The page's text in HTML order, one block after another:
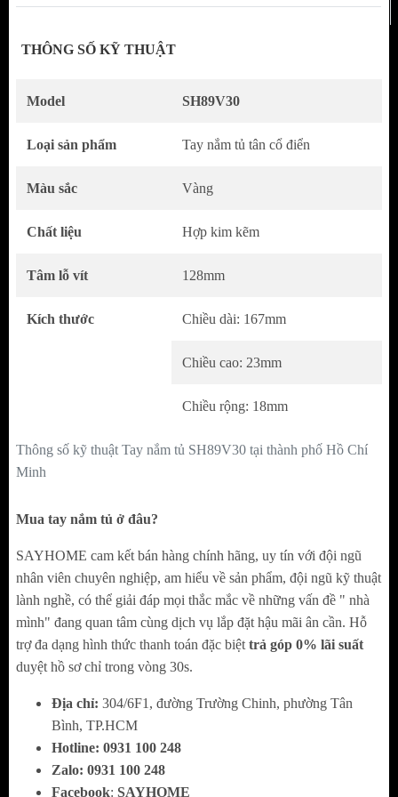
Tay Nắm Tủ Cổ Điển Phong Cách Mỹ
Bóng & Bạc Xước
Tay nắm SH89V30 mang đến diện mạo sang
trọng và thời thượng cho không gian nội thất
rực rỡ và bạc xước hiện đại, tạo nên điểm
Thiết kế tinh tế – Hài hòa giữa hai sắc thái kim
loại
THÔNG SỐ KỸ THUẬT
Thông số kỹ thuật Tay nắm tủ SH89V30 tại thành phố Hồ Chí
Minh
Model SH89V30
Loại sản phẩm Tay nắm tủ tân cổ điển
Màu sắc Vàng
Chất liệu Hợp kim kẽm
Tâm lỗ vít 128mm
Kích thước Chiều dài: 167mm
Chiều cao: 23mm
Chiều rộng: 18mm
Mua tay nắm tủ ở đâu?
SAYHOME cam kết bán hàng chính hãng, uy tín với đội ngũ
nhân viên chuyên nghiệp, am hiểu về sản phẩm, đội ngũ kỹ thuật
lành nghề, có thể giải đáp mọi thắc mắc về những vấn đề " nhà
mình" đang quan tâm cùng dịch vụ lắp đặt hậu mãi ân cần. Hỗ
trợ đa dạng hình thức thanh toán đặc biệt trả góp 0% lãi suất
duyệt hồ sơ chỉ trong vòng 30s.
Địa chỉ: 304/6F1, đường Trường Chinh, phường Tân
Bình, TP.HCM
Hotline: 0931 100 248
Zalo: 0931 100 248
Facebook: SAYHOME